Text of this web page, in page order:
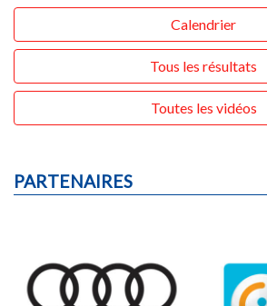
Calendrier
Tous les résultats
Toutes les vidéos
PARTENAIRES